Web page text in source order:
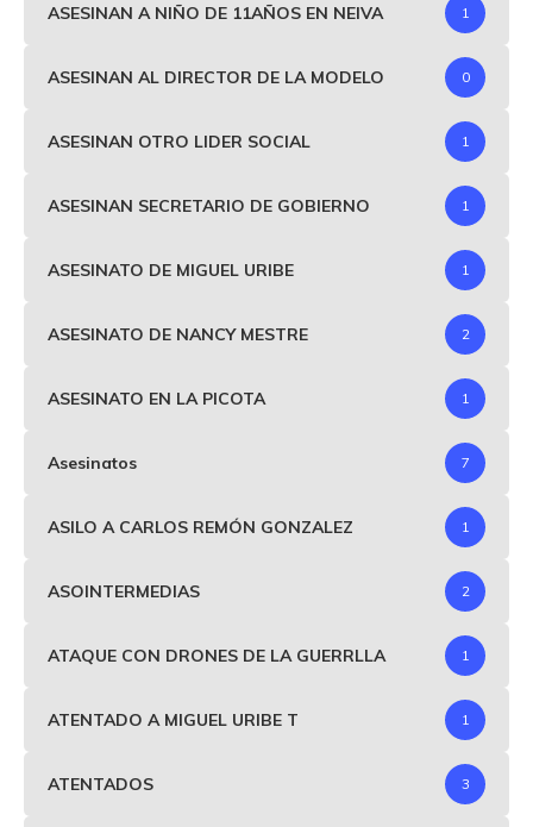
ASESINAN A NIÑO DE 11AÑOS EN NEIVA 1
ASESINAN AL DIRECTOR DE LA MODELO 0
ASESINAN OTRO LIDER SOCIAL 1
ASESINAN SECRETARIO DE GOBIERNO 1
ASESINATO DE MIGUEL URIBE 1
ASESINATO DE NANCY MESTRE 2
ASESINATO EN LA PICOTA 1
Asesinatos 7
ASILO A CARLOS REMÓN GONZALEZ 1
ASOINTERMEDIAS 2
ATAQUE CON DRONES DE LA GUERRLLA 1
ATENTADO A MIGUEL URIBE T 1
ATENTADOS 3